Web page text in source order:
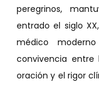
peregrinos,
entrado el siglo
médico
convivencia
oración y el rigor